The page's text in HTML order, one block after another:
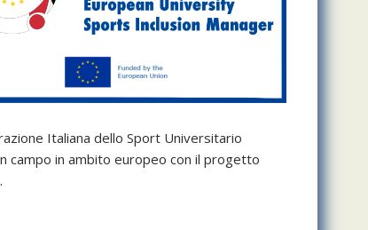
Italiana dello Sport Universitario
campo in ambito europeo con il progetto